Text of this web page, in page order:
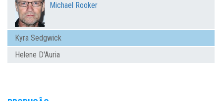
Michael Rooker
Kyra Sedgwick
Helene D'Auria